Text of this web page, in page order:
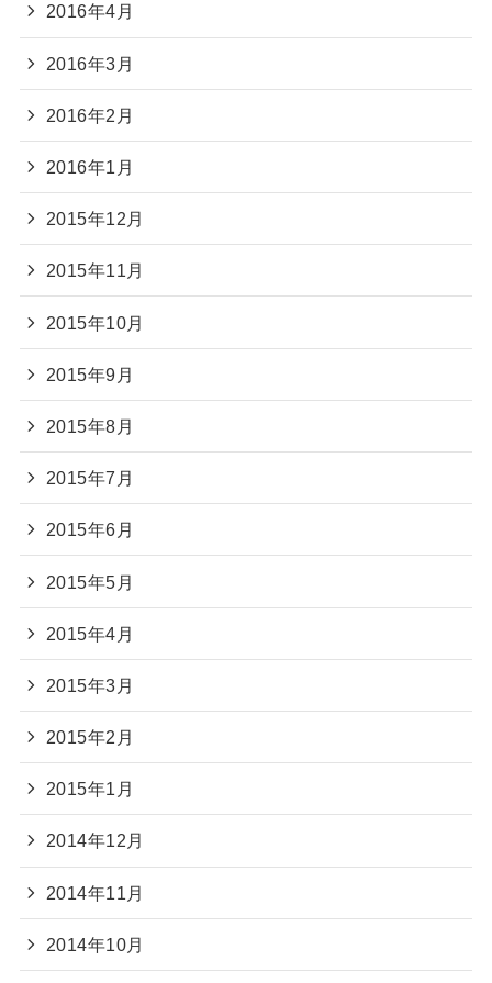
2016年4月
2016年3月
2016年2月
2016年1月
2015年12月
2015年11月
2015年10月
2015年9月
2015年8月
2015年7月
2015年6月
2015年5月
2015年4月
2015年3月
2015年2月
2015年1月
2014年12月
2014年11月
2014年10月